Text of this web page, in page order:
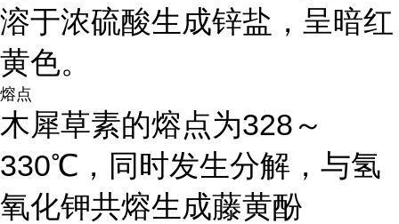
溶于浓硫酸生成锌盐，呈暗红
黄色。
熔点
木犀草素的熔点为328～
330℃，同时发生分解，与氢
氧化钾共熔生成藤黄酚